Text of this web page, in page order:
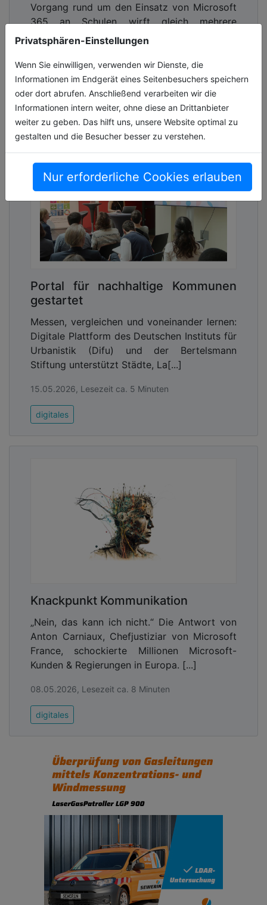
Privatsphären-Einstellungen
Wenn Sie einwilligen, verwenden wir Dienste, die
Informationen im Endgerät eines Seitenbesuchers speichern
oder dort abrufen. Anschließend verarbeiten wir die
Informationen intern weiter, ohne diese an Drittanbieter
weiter zu geben. Das hilft uns, unsere Website optimal zu
gestalten und die Besucher besser zu verstehen.
Nur erforderliche Cookies erlauben
Vorgang rund um den Einsatz von Microsoft
365 an Schulen wirft gleich mehrere
grundsätzliche Fragen auf. Die
Verwaltungspraxis[...]
19.05.2026, Lesezeit ca. 5 Minuten
digitales
Portal für nachhaltige Kommunen
gestartet
Messen, vergleichen und voneinander lernen:
Digitale Plattform des Deutschen Instituts für
Urbanistik (Difu) und der Bertelsmann
Stiftung unterstützt Städte, La[...]
15.05.2026, Lesezeit ca. 5 Minuten
digitales
Knackpunkt Kommunikation
„Nein, das kann ich nicht.“ Die Antwort von
Anton Carniaux, Chefjustiziar von Microsoft
France, schockierte Millionen Microsoft-
Kunden & Regierungen in Europa. [...]
08.05.2026, Lesezeit ca. 8 Minuten
digitales